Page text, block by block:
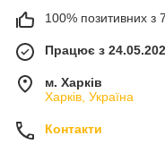
100% позитивних з 7
Працює з
м. Харків
Харків, Україна
Контакти